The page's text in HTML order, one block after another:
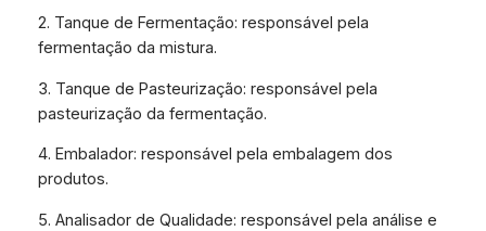
2. Tanque de Fermentação: responsável pela
fermentação da mistura.
3. Tanque de Pasteurização: responsável pela
pasteurização da fermentação.
4. Embalador: responsável pela embalagem dos
produtos.
5. Analisador de Qualidade: responsável pela análise e